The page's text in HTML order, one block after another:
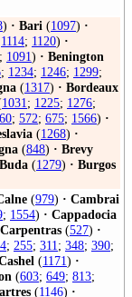
) · Bari (1097) ·
1114; 1120) ·
; 1091) · Benington
; 1234; 1246; 1299;
(1317) · Bordeaux
1031; 1225; 1276;
; 572; 675; 1566) ·
(1268) ·
(848) · Brevy
Buda (1279) · Burgos
(979) · Cambrai
; 1554) · Cappadocia
Carpentras (527) ·
; 255; 311; 348; 390;
(1171) ·
(603; 649; 813;
(1146) ·